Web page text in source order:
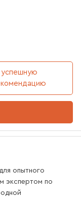
успешную
опытного
экспертом по